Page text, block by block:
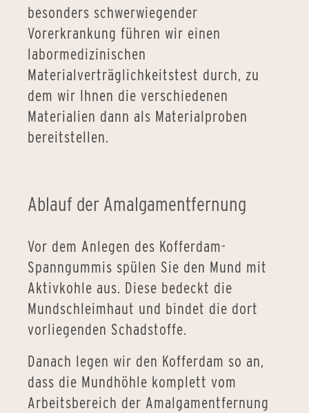
besonders schwerwiegender
Vorerkrankung führen wir einen
labormedizinischen
Materialverträglichkeitstest durch, zu
dem wir Ihnen die verschiedenen
Materialien dann als Materialproben
bereitstellen.
Ablauf der Amalgamentfernung
Vor dem Anlegen des Kofferdam-
Spanngummis spülen Sie den Mund mit
Aktivkohle aus. Diese bedeckt die
Mundschleimhaut und bindet die dort
vorliegenden Schadstoffe.
Danach legen wir den Kofferdam so an,
dass die Mundhöhle komplett vom
Arbeitsbereich der Amalgamentfernung